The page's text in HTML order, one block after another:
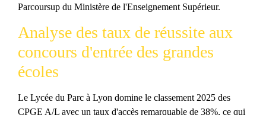
Parcoursup du Ministère de l'Enseignement Supérieur.
Analyse des taux de réussite aux
concours d'entrée des grandes
écoles
Le Lycée du Parc à Lyon domine le classement 2025 des
CPGE A/L avec un taux d'accès remarquable de 38%, ce qui